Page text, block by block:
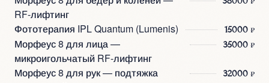
RF-лифтинг
Фототерапия IPL Quantum (Lumenis) 15000 ₽
Морфеус 8 для лица —
микроигольчатый RF-лифтинг
35000 ₽
Морфеус 8 для рук — подтяжка
32000 ₽